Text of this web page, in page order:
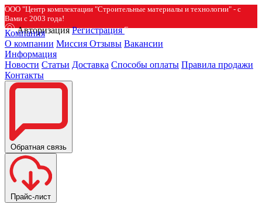
ООО "Центр комплектации "Строительные материалы и технологии" - с
Вами с 2003 года!
Авторизация Регистрация
Компания
О компании Миссия Отзывы Вакансии
Информация
Новости Статьи Доставка Способы оплаты Правила продажи
Контакты
Обратная связь
Прайс-лист